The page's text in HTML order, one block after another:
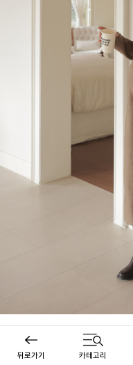
뒤로가기 카테고리